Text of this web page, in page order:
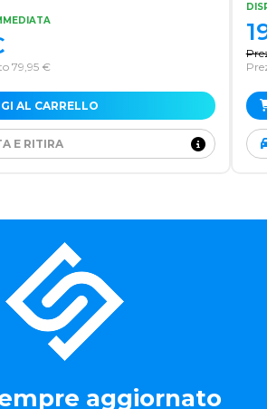
79,95 €
AL CARRELLO
E RITIRA
aggiornato